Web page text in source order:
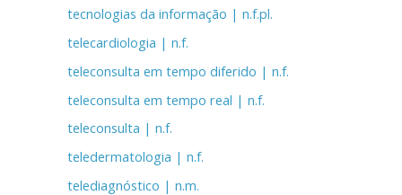
tecnologias da informação | n.f.pl.
telecardiologia | n.f.
teleconsulta em tempo diferido | n.f.
teleconsulta em tempo real | n.f.
teleconsulta | n.f.
teledermatologia | n.f.
telediagnóstico | n.m.